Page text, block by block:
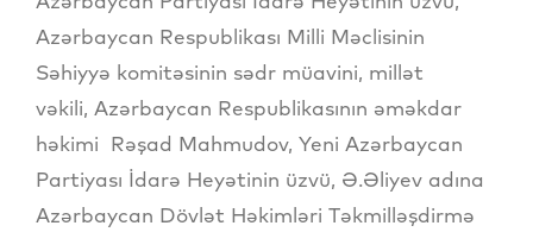
Azərbaycan Respublikası Milli Məclisinin
Səhiyyə komitəsinin sədr müavini, millət
vəkili, Azərbaycan Respublikasının əməkdar
həkimi Rəşad Mahmudov, Yeni Azərbaycan
Partiyası İdarə Heyətinin üzvü, Ə.Əliyev adına
Azərbaycan Dövlət Həkimləri Təkmilləşdirmə